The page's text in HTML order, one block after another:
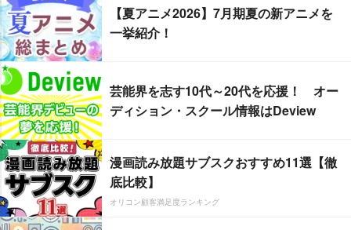
【夏アニメ2026】7月期夏の新アニメを
一挙紹介！
芸能界を志す10代～20代を応援！ オー
ディション・スクール情報はDeview
漫画読み放題サブスクおすすめ11選【徹
底比較】
オリコン顧客満足度ランキング